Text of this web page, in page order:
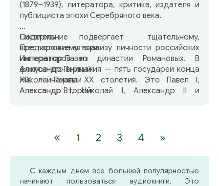
(1879–1939), литератора, критика, издателя и
публициста эпохи Серебряного века.
Писатель подвергает тщательному,
всестороннему анализу личности российских
императоров из династии Романовых. В
фокусе его внимания — пять государей конца
XIX — начала XX столетия. Это Павел І,
Александр І, Николай І, Александр ІІ и
диктатур к революционным преобразованиям,
от света к тьме и обратно.
Содержание
Предисловие автора
Император Павел
Александр Первый
Николай Первый
Александр Второй
« 1 2 3 4 »
С каждым днем все большей популярностью
начинают пользоваться аудиокниги. Это